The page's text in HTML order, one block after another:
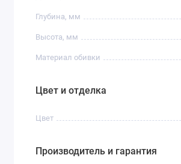
Глубина, мм
Высота, мм
Материал обивки
Цвет и отделка
Цвет
Производитель и гарантия